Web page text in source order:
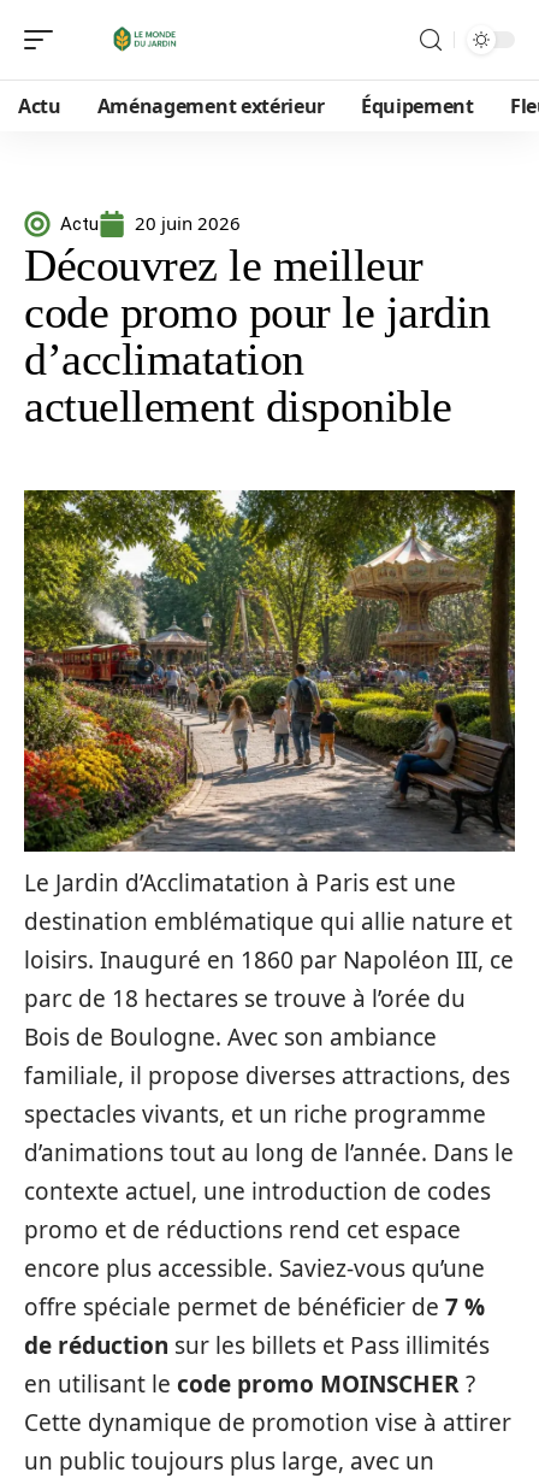
Actu Aménagement extérieur Équipement
Actu 20 juin 2026
Découvrez le meilleur
code promo pour le jardin
d’acclimatation
actuellement disponible
Le Jardin d’Acclimatation à Paris est une
destination emblématique qui allie nature et
loisirs. Inauguré en 1860 par Napoléon III, ce
parc de 18 hectares se trouve à l’orée du
Bois de Boulogne. Avec son ambiance
familiale, il propose diverses attractions, des
spectacles vivants, et un riche programme
d’animations tout au long de l’année. Dans le
contexte actuel, une introduction de codes
promo et de réductions rend cet espace
encore plus accessible. Saviez-vous qu’une
offre spéciale permet de bénéficier de 7 %
de réduction sur les billets et Pass illimités
en utilisant le code promo MOINSCHER?
Cette dynamique de promotion vise à attirer
un public toujours plus large, avec un